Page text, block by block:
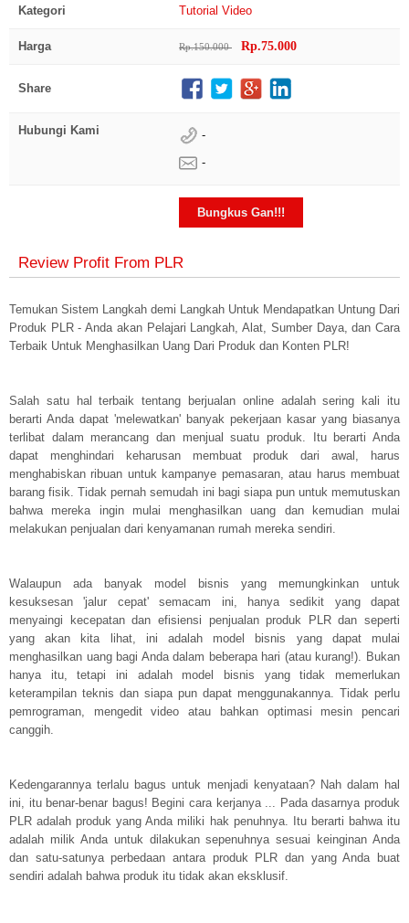
Kategori Tutorial Video
Harga Rp.150.000 Rp.75.000
Share
Hubungi Kami
-
-
Bungkus Gan!!!
Review Profit From PLR
Temukan Sistem Langkah demi Langkah Untuk Mendapatkan Untung Dari
Produk PLR - Anda akan Pelajari Langkah, Alat, Sumber Daya, dan Cara
Terbaik Untuk Menghasilkan Uang Dari Produk dan Konten PLR!
Salah satu hal terbaik tentang berjualan online adalah sering kali itu
berarti Anda dapat 'melewatkan' banyak pekerjaan kasar yang biasanya
terlibat dalam merancang dan menjual suatu produk. Itu berarti Anda
dapat menghindari keharusan membuat produk dari awal, harus
menghabiskan ribuan untuk kampanye pemasaran, atau harus membuat
barang fisik. Tidak pernah semudah ini bagi siapa pun untuk memutuskan
bahwa mereka ingin mulai menghasilkan uang dan kemudian mulai
melakukan penjualan dari kenyamanan rumah mereka sendiri.
Walaupun ada banyak model bisnis yang memungkinkan untuk
kesuksesan 'jalur cepat' semacam ini, hanya sedikit yang dapat
menyaingi kecepatan dan efisiensi penjualan produk PLR dan seperti
yang akan kita lihat, ini adalah model bisnis yang dapat mulai
menghasilkan uang bagi Anda dalam beberapa hari (atau kurang!). Bukan
hanya itu, tetapi ini adalah model bisnis yang tidak memerlukan
keterampilan teknis dan siapa pun dapat menggunakannya. Tidak perlu
pemrograman, mengedit video atau bahkan optimasi mesin pencari
canggih.
Kedengarannya terlalu bagus untuk menjadi kenyataan? Nah dalam hal
ini, itu benar-benar bagus! Begini cara kerjanya ... Pada dasarnya produk
PLR adalah produk yang Anda miliki hak penuhnya. Itu berarti bahwa itu
adalah milik Anda untuk dilakukan sepenuhnya sesuai keinginan Anda
dan satu-satunya perbedaan antara produk PLR dan yang Anda buat
sendiri adalah bahwa produk itu tidak akan eksklusif.